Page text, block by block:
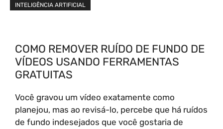
INTELIGÊNCIA ARTIFICIAL
COMO REMOVER RUÍDO DE FUNDO DE
VÍDEOS USANDO FERRAMENTAS
GRATUITAS
Você gravou um vídeo exatamente como
planejou, mas ao revisá-lo, percebe que há ruídos
de fundo indesejados que você gostaria de